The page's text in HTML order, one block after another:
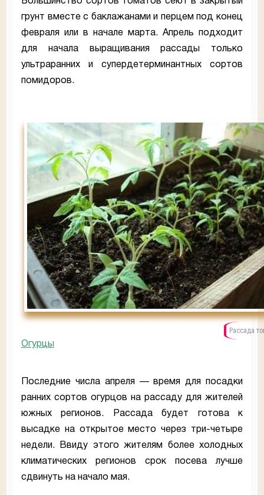
грунт вместе с баклажанами и перцем под конец
февраля или в начале марта. Апрель подходит
для начала выращивания рассады только
ультраранних и супердетерминантных сортов
помидоров.
Рассада
Огурцы
Последние числа апреля — время для посадки
ранних сортов огурцов на рассаду для жителей
южных регионов. Рассада будет готова к
высадке на открытое место через три-четыре
недели. Ввиду этого жителям более холодных
климатических регионов срок посева лучше
сдвинуть на начало мая.